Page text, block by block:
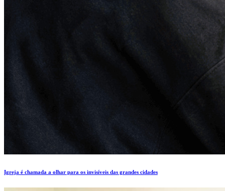
Igreja é chamada a olhar para os invisíveis das grandes cidades